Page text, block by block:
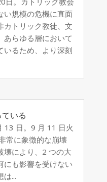
い規模の危機に直面
カトリック教徒、文
あらゆる層において
いるため、より深刻
いる
13 日。9 月 11 日火
常に象徴的な崩壊
壊により、2 つの大
にも影響を受けない
は...